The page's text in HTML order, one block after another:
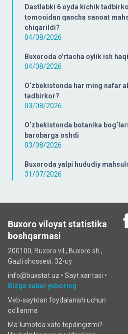
Dastlabki 6 oyda kichik
tomonidan qancha sanoat
chiqarildi?
04/08/2026
Buxoroda o'rtacha oylik ish
04/08/2026
O‘zbekistonda har ming nafar
tadbirkor?
03/08/2026
O‘zbekistonda botanika
barobarga oshdi
03/08/2026
Buxoroda yalpi hududiy
31/07/2026
Buxoro viloyat statistika
boshqarmasi
200100, Buxoro vil., Buxoro sh.,
Gazli shossesi, 32-uy
info@buxstat.uz • Sayt xaritasi •
Bizga xabar yuboring
Veb-saytdan foydalanish uchun
qo'llanma
Ma`lumotda xato topdingizmi?